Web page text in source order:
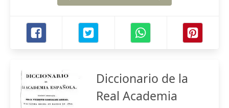
Diccionario de la
Real Academia